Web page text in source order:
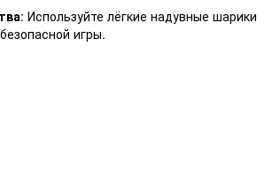
: Используйте лёгкие надувные шарики
игры.